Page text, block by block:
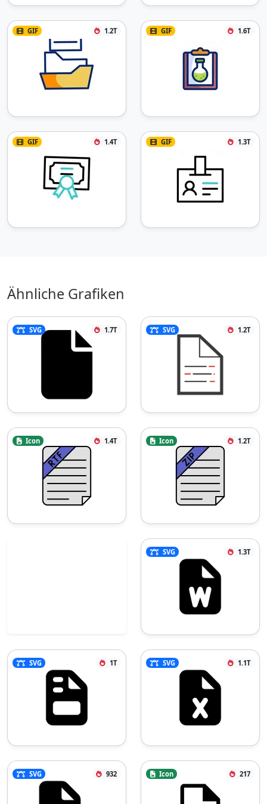
GIF 1.2T GIF 1.6T
GIF 1.4T GIF 1.3T
Ähnliche Grafiken
SVG 1.7T SVG 1.2T
Icon 1.4T Icon 1.2T
SVG 1.3T
SVG 1T SVG 1.1T
SVG 932 Icon 217